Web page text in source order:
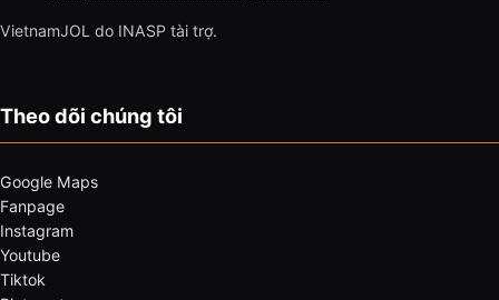
VietnamJOL do INASP tài trợ.
Theo dõi chúng tôi
Google Maps
Fanpage
Instagram
Youtube
Tiktok